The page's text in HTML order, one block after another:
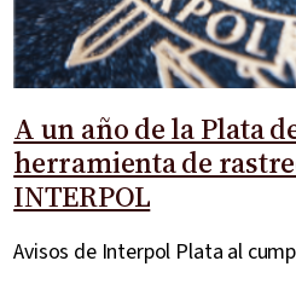
A un año de la Plata
herramienta de
INTERPOL
Avisos de Interpol Plata al